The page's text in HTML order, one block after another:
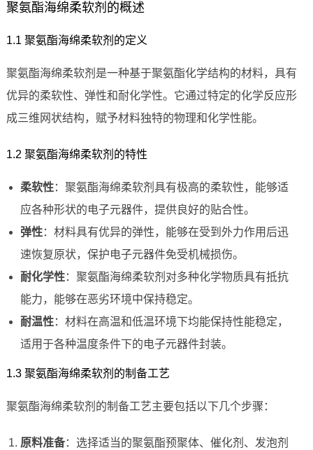
聚氨酯海绵柔软剂的概述
1.1 聚氨酯海绵柔软剂的定义
聚氨酯海绵柔软剂是一种基于聚氨酯化学结构的材料，具有
优异的柔软性、弹性和耐化学性。它通过特定的化学反应形
成三维网状结构，赋予材料独特的物理和化学性能。
1.2 聚氨酯海绵柔软剂的特性
柔软性：聚氨酯海绵柔软剂具有极高的柔软性，能够适
应各种形状的电子元器件，提供良好的贴合性。
弹性：材料具有优异的弹性，能够在受到外力作用后迅
速恢复原状，保护电子元器件免受机械损伤。
耐化学性：聚氨酯海绵柔软剂对多种化学物质具有抵抗
能力，能够在恶劣环境中保持稳定。
耐温性：材料在高温和低温环境下均能保持性能稳定，
适用于各种温度条件下的电子元器件封装。
1.3 聚氨酯海绵柔软剂的制备工艺
聚氨酯海绵柔软剂的制备工艺主要包括以下几个步骤：
原料准备：选择适当的聚氨酯预聚体、催化剂、发泡剂